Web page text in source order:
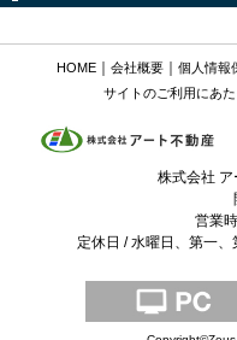
HOME｜ 会社概要｜ 個人情報
サイトのご利用にあ
株式会社
営業
定休日 / 水曜日、第一